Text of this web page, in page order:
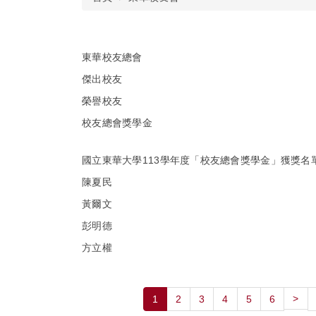
東華校友總會
傑出校友
榮譽校友
校友總會獎學金
國立東華大學113學年度「校友總會獎學金」獲獎名
陳夏民
黃爾文
彭明德
方立權
1 2 3 4 5 6 >